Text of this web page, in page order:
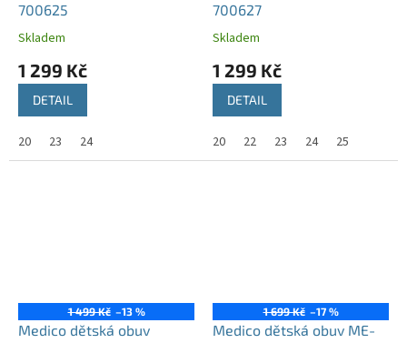
700625
Skladem
1 299 Kč
DETAIL
20 23 24
700627
Skladem
1 299 Kč
DETAIL
20 22 23 24 25
1 499 Kč –13 %
Medico dětská obuv
1 699 Kč –17 %
Medico dětská obuv ME-